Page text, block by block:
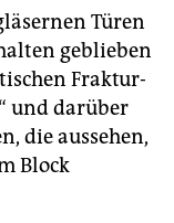
Türen
geblieben
Fraktur-
und darüber
die aussehen,
Block